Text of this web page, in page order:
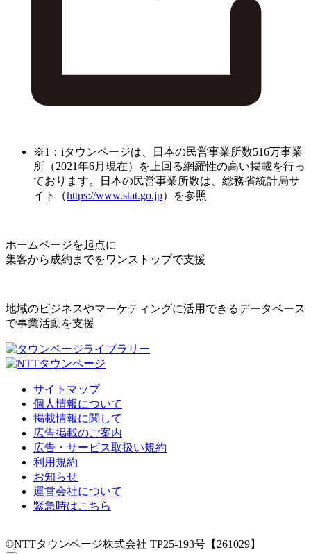
※1：iタウンページは、日本の民営事業所数516万事業
所（2021年6月現在）を上回る網羅性の高い掲載を行っ
ております。日本の民営事業所数は、総務省統計局サ
イト（https://www.stat.go.jp）を参照
ホームページを起点に
集客から成約までをワンストップで支援
地域のビジネスやマーケティングに活用できるデータベース
で事業活動を支援
サイトマップ
個人情報について
掲載情報に関して
広告掲載のご案内
広告・サービス取扱い規約
利用規約
お知らせ
運営会社について
緊急時はこちら
©NTTタウンページ株式会社 TP25-193号【261029】